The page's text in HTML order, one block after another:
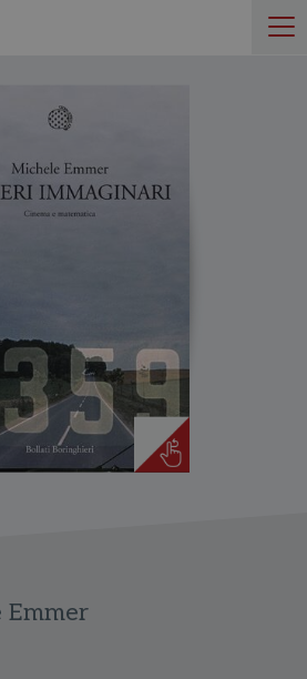
Emmer